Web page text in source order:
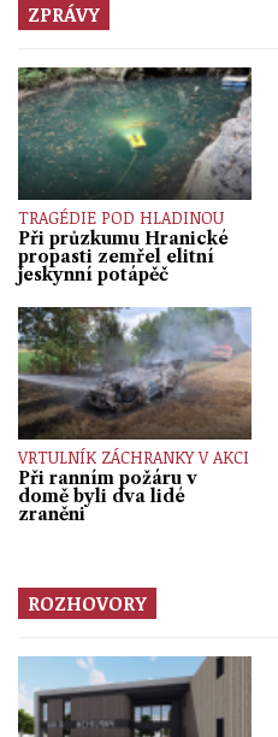
ZPRÁVY
TRAGÉDIE POD HLADINOU
Při průzkumu Hranické
propasti zemřel elitní
jeskynní potápěč
VRTULNÍK ZÁCHRANKY V AKCI
Při ranním požáru v
domě byli dva lidé
zraněni
ROZHOVORY